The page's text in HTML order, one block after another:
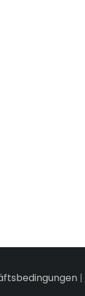
|